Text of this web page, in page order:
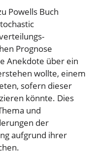
Powells Buch
Prognose
Anekdote über ein
wollte, einem
sofern dieser
könnte. Dies
und
der
aufgrund ihrer